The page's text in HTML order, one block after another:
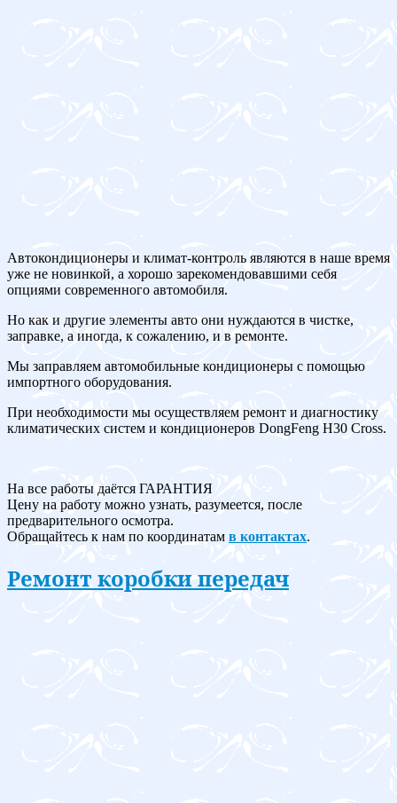
Автокондиционеры и климат-контроль являются в наше время
уже не новинкой, а хорошо зарекомендовавшими себя
опциями современного автомобиля.
Но как и другие элементы авто они нуждаются в чистке,
заправке, а иногда, к сожалению, и в ремонте.
Мы заправляем автомобильные кондиционеры с помощью
импортного оборудования.
При необходимости мы осуществляем ремонт и диагностику
климатических систем и кондиционеров DongFeng H30 Cross.
На все работы даётся ГАРАНТИЯ
Цену на работу можно узнать, разумеется, после
предварительного осмотра.
Обращайтесь к нам по координатам в контактах.
Ремонт коробки передач